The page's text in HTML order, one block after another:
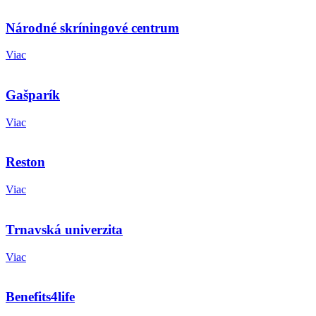
Národné skríningové centrum
Viac
Gašparík
Viac
Reston
Viac
Trnavská univerzita
Viac
Benefits4life